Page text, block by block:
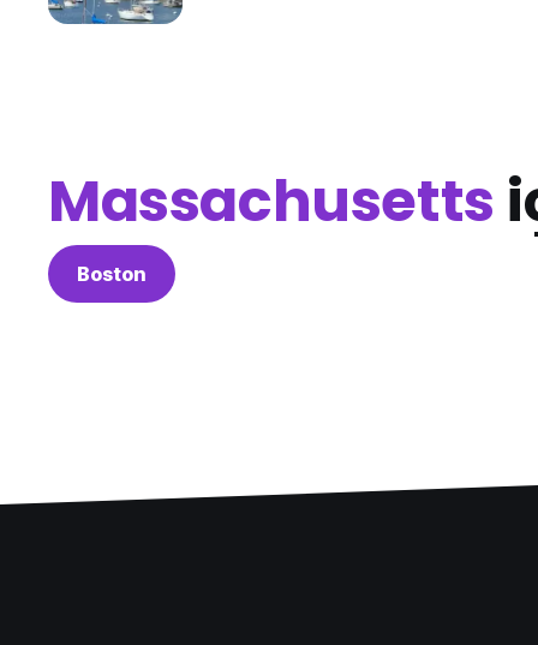
Massachusetts
Boston